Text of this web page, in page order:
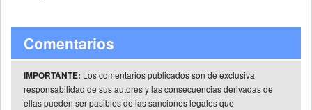
Comentarios
IMPORTANTE: Los comentarios publicados son de exclusiva
responsabilidad de sus autores y las consecuencias derivadas de
ellas pueden ser pasibles de las sanciones legales que